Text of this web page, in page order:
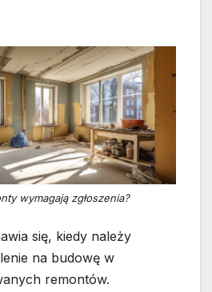
wymagają zgłoszenia?
się, kiedy należy
na budowę w
remontów.